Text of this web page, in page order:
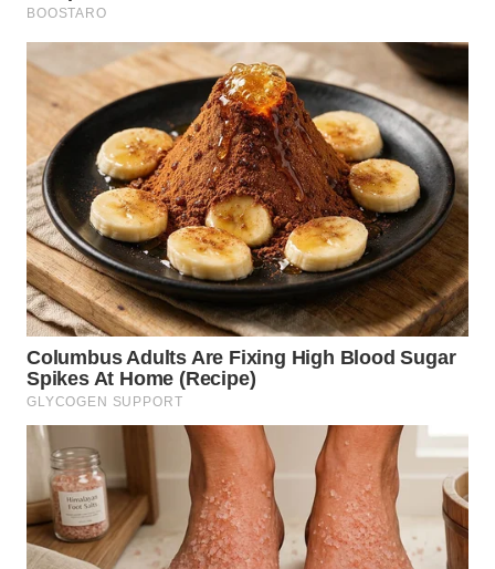
WN
JOGJA
WN
JATIM
WN
BALI
WN
KALBAR
KALTENG
WN
KALTARA